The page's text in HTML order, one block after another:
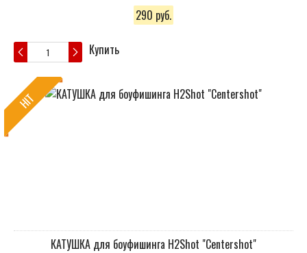
290 руб.
Купить
HIT
КАТУШКА для боуфишинга H2Shot "Centershot"